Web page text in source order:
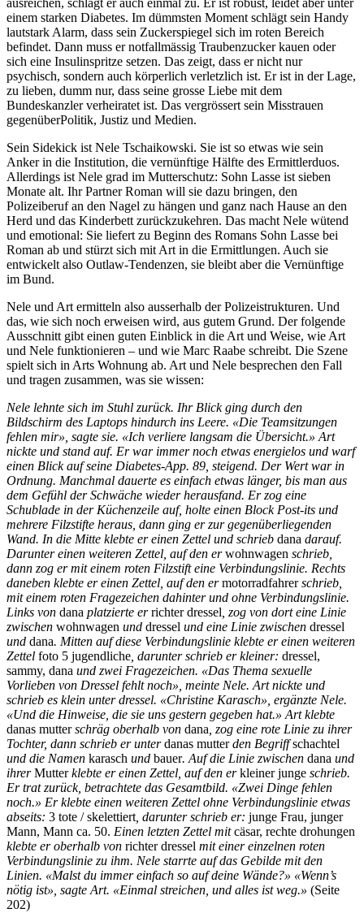
ausreichen, schlägt er auch einmal zu. Er ist robust, leidet aber unter
einem starken Diabetes. Im dümmsten Moment schlägt sein Handy
lautstark Alarm, dass sein Zuckerspiegel sich im roten Bereich
befindet. Dann muss er notfallmässig Traubenzucker kauen oder
sich eine Insulinspritze setzen. Das zeigt, dass er nicht nur
psychisch, sondern auch körperlich verletzlich ist. Er ist in der Lage,
zu lieben, dumm nur, dass seine grosse Liebe mit dem
Bundeskanzler verheiratet ist. Das vergrössert sein Misstrauen
gegenüberPolitik, Justiz und Medien.
Sein Sidekick ist Nele Tschaikowski. Sie ist so etwas wie sein
Anker in die Institution, die vernünftige Hälfte des Ermittlerduos.
Allerdings ist Nele grad im Mutterschutz: Sohn Lasse ist sieben
Monate alt. Ihr Partner Roman will sie dazu bringen, den
Polizeiberuf an den Nagel zu hängen und ganz nach Hause an den
Herd und das Kinderbett zurückzukehren. Das macht Nele wütend
und emotional: Sie liefert zu Beginn des Romans Sohn Lasse bei
Roman ab und stürzt sich mit Art in die Ermittlungen. Auch sie
entwickelt also Outlaw-Tendenzen, sie bleibt aber die Vernünftige
im Bund.
Nele und Art ermitteln also ausserhalb der Polizeistrukturen. Und
das, wie sich noch erweisen wird, aus gutem Grund. Der folgende
Ausschnitt gibt einen guten Einblick in die Art und Weise, wie Art
und Nele funktionieren – und wie Marc Raabe schreibt. Die Szene
spielt sich in Arts Wohnung ab. Art und Nele besprechen den Fall
und tragen zusammen, was sie wissen:
Nele lehnte sich im Stuhl zurück. Ihr Blick ging durch den
Bildschirm des Laptops hindurch ins Leere. «Die Teamsitzungen
fehlen mir», sagte sie. «Ich verliere langsam die Übersicht.» Art
nickte und stand auf. Er war immer noch etwas energielos und warf
einen Blick auf seine Diabetes-App. 89, steigend. Der Wert war in
Ordnung. Manchmal dauerte es einfach etwas länger, bis man aus
dem Gefühl der Schwäche wieder herausfand. Er zog eine
Schublade in der Küchenzeile auf, holte einen Block Post-its und
mehrere Filzstifte heraus, dann ging er zur gegenüberliegenden
Wand. In die Mitte klebte er einen Zettel und schrieb dana darauf.
Darunter einen weiteren Zettel, auf den erwohnwagen schrieb,
dann zog er mit einem roten Filzstift eine Verbindungslinie. Rechts
daneben klebte er einen Zettel, auf den ermotorradfahrerschrieb,
mit einem roten Fragezeichen dahinter und ohne Verbindungslinie.
Links von dana platzierte errichter dressel , zog von dort eine Linie
zwischen wohnwagen und dressel und eine Linie zwischen dressel
und dana. Mitten auf diese Verbindungslinie klebte er einen weiteren
Zettel foto 5 jugendliche , darunter schrieb er kleiner: dressel,
sammy, dana und zwei Fragezeichen. «Das Thema sexuelle
Vorlieben von Dressel fehlt noch», meinte Nele. Art nickte und
schrieb es klein unter dressel. «Christine Karasch», ergänzte Nele.
«Und die Hinweise, die sie uns gestern gegeben hat.» Art klebte
danas mutterschräg oberhalb von dana , zog eine rote Linie zu ihrer
Tochter, dann schrieb er unterdanas mutterden Begriffschachtel
und die Namen karasch und bauer. Auf die Linie zwischen dana und
ihrerMutterklebte er einen Zettel, auf den erkleiner junge schrieb.
Er trat zurück, betrachtete das Gesamtbild. «Zwei Dinge fehlen
noch.» Er klebte einen weiteren Zettel ohne Verbindungslinie etwas
abseits: 3 tote / skelettiert , darunter schrieb er: junge Frau, junger
Mann, Mann ca. 50. Einen letzten Zettel mitcäsar, rechte drohungen
klebte er oberhalb von richter dressel mit einer einzelnen roten
Verbindungslinie zu ihm. Nele starrte auf das Gebilde mit den
Linien. «Malst du immer einfach so auf deine Wände?» «Wenn’s
nötig ist», sagte Art. «Einmal streichen, und alles ist weg.» (Seite
202)